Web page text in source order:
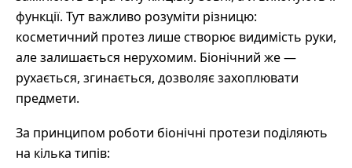
функції. Тут важливо розуміти різницю:
косметичний протез лише створює видимість руки,
але залишається нерухомим. Біонічний же —
рухається, згинається, дозволяє захоплювати
предмети.
За принципом роботи біонічні протези поділяють
на кілька типів: